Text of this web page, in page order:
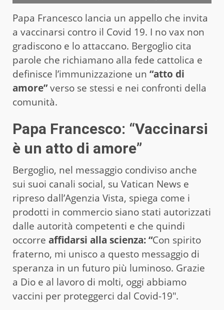
Papa Francesco lancia un appello che invita
a vaccinarsi contro il Covid 19. I no vax non
gradiscono e lo attaccano. Bergoglio cita
parole che richiamano alla fede cattolica e
definisce l’immunizzazione un “atto di
amore”verso se stessi e nei confronti della
comunità.
Papa Francesco: “Vaccinarsi
è un atto di amore”
Bergoglio, nel messaggio condiviso anche
sui suoi canali social, su Vatican News e
ripreso dall’Agenzia Vista, spiega come i
prodotti in commercio siano stati autorizzati
dalle autorità competenti e che quindi
occorre affidarsi alla scienza: “Con spirito
fraterno, mi unisco a questo messaggio di
speranza in un futuro più luminoso. Grazie
a Dio e al lavoro di molti, oggi abbiamo
vaccini per proteggerci dal Covid-19″.